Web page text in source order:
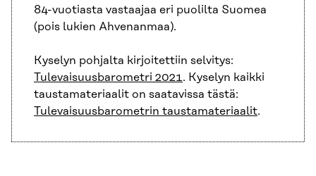
84-vuotiasta vastaajaa eri puolilta Suomea
(pois lukien Ahvenanmaa).
Kyselyn pohjalta kirjoitettiin selvitys:
Tulevaisuusbarometri 2021. Kyselyn kaikki
taustamateriaalit on saatavissa tästä:
Tulevaisuusbarometrin taustamateriaalit.